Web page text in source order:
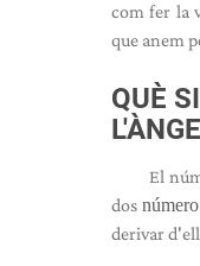
com fer la
que anem
QUÈ
El
dos
derivar